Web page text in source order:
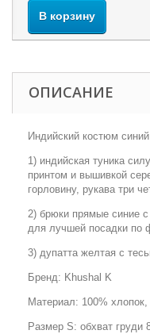
В корзину
ОПИСАНИЕ
Индийский костюм
1) индийская туника
принтом и вышивкой
горловину, рукава три
2) брюки прямые синие
для лучшей посадки по
3) дупатта желтая с
Бренд: Khushal K
Материал: 100%
Размер S: обхват груди